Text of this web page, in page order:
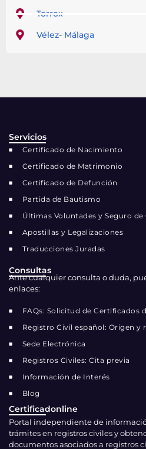
Torrox
Vélez- Málaga
Certificadonline
Portal independiente de
trámites en registros civiles y
documentos asociados a registros
Consultas
Ante cualquier consulta o duda,
enlaces:
FAQs: Solicitud de Certificados
Registro Civil español: Origen y
Sede Electrónica
Registros Civiles: Cita previa
Información de Interés
Blog
Servicios
Certificado de Nacimiento
Certificado de Matrimonio
Certificado de Defunción
Partida de Bautismo
Últimas Voluntades y Seguro
Apostillas y Legalizaciones
Traducciones Juradas